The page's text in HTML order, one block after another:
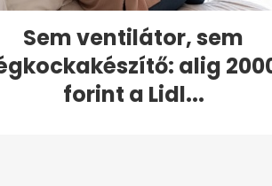
Sem ventilátor, sem
alig
forint a Lidl...